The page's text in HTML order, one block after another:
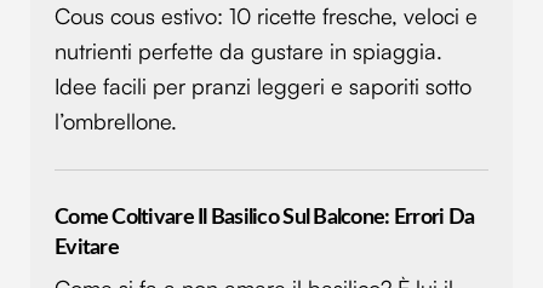
Cous cous estivo: 10 ricette fresche, veloci e
nutrienti perfette da gustare in spiaggia.
Idee facili per pranzi leggeri e saporiti sotto
l’ombrellone.
Come Coltivare Il Basilico Sul Balcone: Errori Da
Evitare